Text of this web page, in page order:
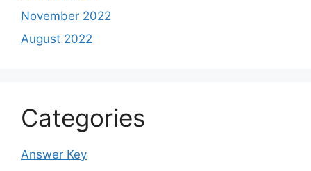
November 2022
August 2022
Categories
Answer Key